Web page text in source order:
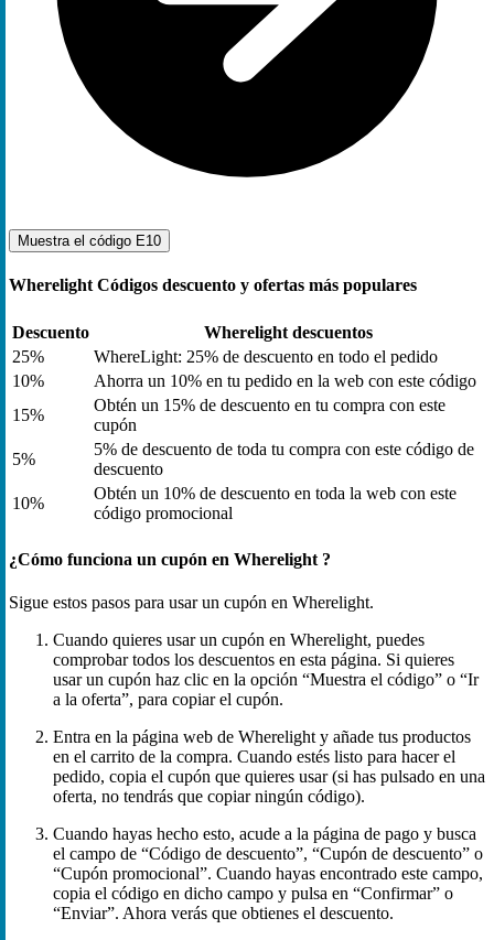
Muestra el código E10
Wherelight Códigos descuento y ofertas más populares
Descuento
Wherelight descuentos
25%
WhereLight: 25% de descuento en todo el pedido
10%
Ahorra un 10% en tu pedido en la web con este código
15%
Obtén un 15% de descuento en tu compra con este
cupón
5%
5% de descuento de toda tu compra con este código de
descuento
10%
Obtén un 10% de descuento en toda la web con este
código promocional
¿Cómo funciona un cupón en Wherelight ?
Sigue estos pasos para usar un cupón en Wherelight.
Cuando quieres usar un cupón en Wherelight, puedes
comprobar todos los descuentos en esta página. Si quieres
usar un cupón haz clic en la opción “Muestra el código” o “Ir
a la oferta”, para copiar el cupón.
Entra en la página web de Wherelight y añade tus productos
en el carrito de la compra. Cuando estés listo para hacer el
pedido, copia el cupón que quieres usar (si has pulsado en una
oferta, no tendrás que copiar ningún código).
Cuando hayas hecho esto, acude a la página de pago y busca
el campo de “Código de descuento”, “Cupón de descuento” o
“Cupón promocional”. Cuando hayas encontrado este campo,
copia el código en dicho campo y pulsa en “Confirmar” o
“Enviar”. Ahora verás que obtienes el descuento.